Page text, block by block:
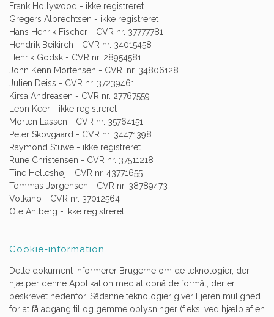
Frank Hollywood - ikke registreret
Gregers Albrechtsen - ikke registreret
Hans Henrik Fischer - CVR nr. 37777781
Hendrik Beikirch - CVR nr. 34015458
Henrik Godsk - CVR nr. 28954581
John Kenn Mortensen - CVR. nr. 34806128
Julien Deiss - CVR nr. 37239461
Kirsa Andreasen - CVR nr. 27767559
Leon Keer - ikke registreret
Morten Lassen - CVR nr. 35764151
Peter Skovgaard - CVR nr. 34471398
Raymond Stuwe - ikke registreret
Rune Christensen - CVR nr. 37511218
Tine Helleshøj - CVR nr. 43771655
Tommas Jørgensen - CVR nr. 38789473
Volkano - CVR nr. 37012564
Ole Ahlberg - ikke registreret
Cookie-information
Dette dokument informerer Brugerne om de teknologier, der
hjælper denne Applikation med at opnå de formål, der er
beskrevet nedenfor. Sådanne teknologier giver Ejeren mulighed
for at få adgang til og gemme oplysninger (f.eks. ved hjælp af en